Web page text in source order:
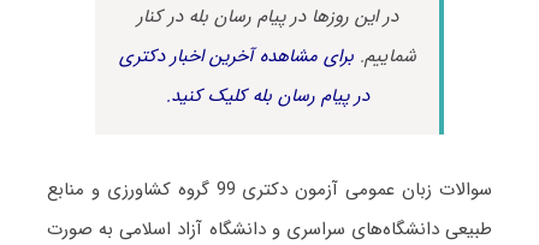
در این روزها در پیام رسان بله در کنار
شماییم.برای مشاهده آخرین اخبار دکتری
در پیام رسان بله کلیک کنید.
سوالات زبان عمومی آزمون دکتری 99 گروه کشاورزی و منابع
طبیعی دانشگاه‌های سراسری و دانشگاه آزاد اسلامی به صورت